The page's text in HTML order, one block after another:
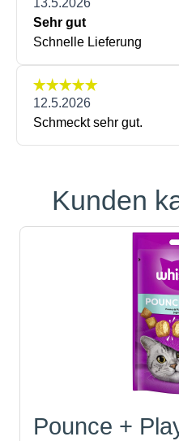
Produktgalerie überspringen
Kunden
Pounce +